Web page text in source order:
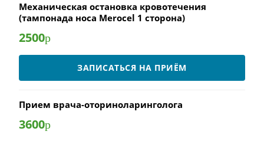
Механическая остановка кровотечения
(тампонада носа Merocel 1 сторона)
2500р
ЗАПИСАТЬСЯ НА ПРИЁМ
Прием врача-оториноларинголога
3600р